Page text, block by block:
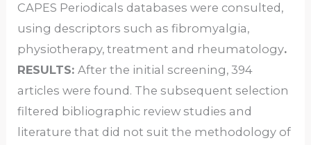
CAPES Periodicals databases were consulted,
using descriptors such as fibromyalgia,
physiotherapy, treatment and rheumatology.
RESULTS:After the initial screening, 394
articles were found. The subsequent selection
filtered bibliographic review studies and
literature that did not suit the methodology of